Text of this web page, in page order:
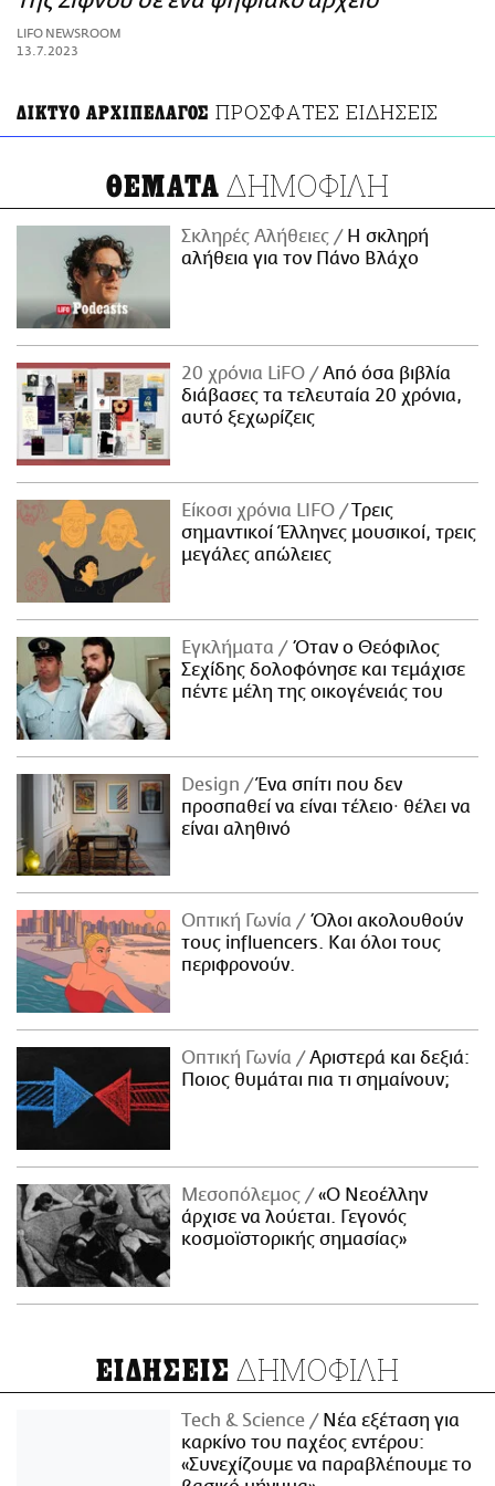
ΑΜΠΑ
PRINT
LIFO NEWSROOM
13.7.2023
ΔΙΚΤΥΟ ΑΡΧΙΠΕΛΑΓΟΣ ΠΡΟΣΦΑΤΕΣ ΕΙΔΗΣΕΙΣ
ΘΕΜΑΤΑ ΔΗΜΟΦΙΛΗ
Σκληρές Αλήθειες
H σκληρή
αλήθεια για τον Πάνο Βλάχο
20 χρόνια LiFO
Από όσα βιβλία
διάβασες τα τελευταία 20 χρόνια,
αυτό ξεχωρίζεις
Είκοσι χρόνια LIFO
Tρεις
σημαντικοί Έλληνες μουσικοί, τρεις
μεγάλες απώλειες
Εγκλήματα
Όταν ο Θεόφιλος
Σεχίδης δολοφόνησε και τεμάχισε
πέντε μέλη της οικογένειάς του
Design
Ένα σπίτι που δεν
προσπαθεί να είναι τέλειο· θέλει να
είναι αληθινό
Οπτική Γωνία
Όλοι ακολουθούν
τους influencers. Και όλοι τους
περιφρονούν.
Οπτική Γωνία
Αριστερά και δεξιά:
Ποιος θυμάται πια τι σημαίνουν;
Μεσοπόλεμος
«Ο Νεοέλλην
άρχισε να λούεται. Γεγονός
κοσμοϊστορικής σημασίας»
ΕΙΔΗΣΕΙΣ ΔΗΜΟΦΙΛΗ
Τech & Science
Νέα εξέταση για
καρκίνο του παχέος εντέρου:
«Συνεχίζουμε να παραβλέπουμε το